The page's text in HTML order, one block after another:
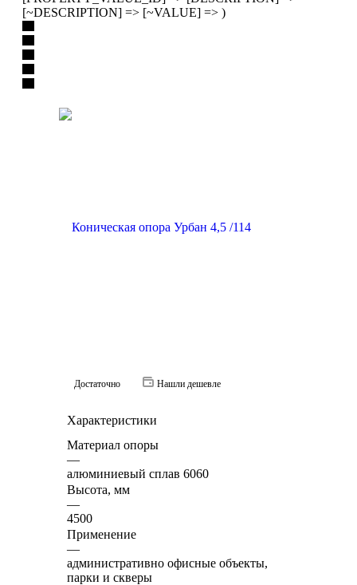
[~DESCRIPTION] => [~VALUE] => )
Достаточно Нашли дешевле
Характеристики
Материал опоры
—
алюминиевый сплав 6060
Высота, мм
—
4500
Применение
—
административно офисные объекты,
парки и скверы